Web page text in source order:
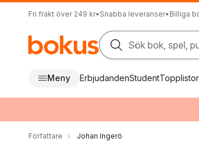
Fri frakt över 249 kr• Snabba leveranser• Billiga
Sök bok, spel,
Meny ErbjudandenStudentTopplistor
Författare Johan Ingerö